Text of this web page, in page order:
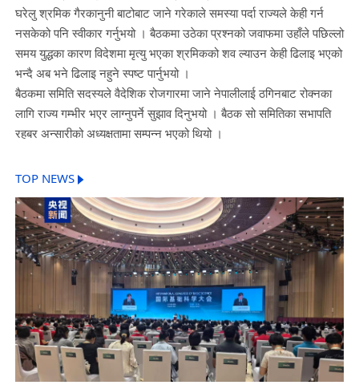
घरेलु श्रमिक गैरकानुनी बाटोबाट जाने गरेकाले समस्या पर्दा राज्यले केही गर्न
नसकेको पनि स्वीकार गर्नुभयो । बैठकमा उठेका प्रश्नको जवाफमा उहाँले पछिल्लो
समय युद्धका कारण विदेशमा मृत्यु भएका श्रमिकको शव ल्याउन केही ढिलाइ भएको
भन्दै अब भने ढिलाइ नहुने स्पष्ट पार्नुभयो ।
बैठकमा समिति सदस्यले वैदेशिक रोजगारमा जाने नेपालीलाई ठगिनबाट रोक्नका
लागि राज्य गम्भीर भएर लाग्नुपर्ने सुझाव दिनुभयो । बैठक सो समितिका सभापति
रहबर अन्सारीको अध्यक्षतामा सम्पन्न भएको थियो ।
TOP NEWS